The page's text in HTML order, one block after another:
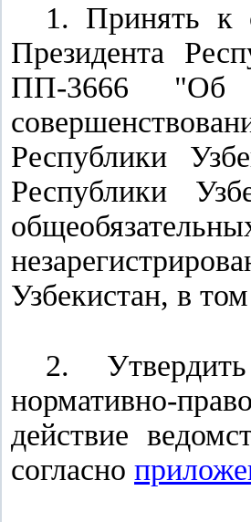
1. Принять к
Президента
ПП-3666 "Об
Республики
Республики
Узбекистан, в
2.
нормативно-
действие
согласно